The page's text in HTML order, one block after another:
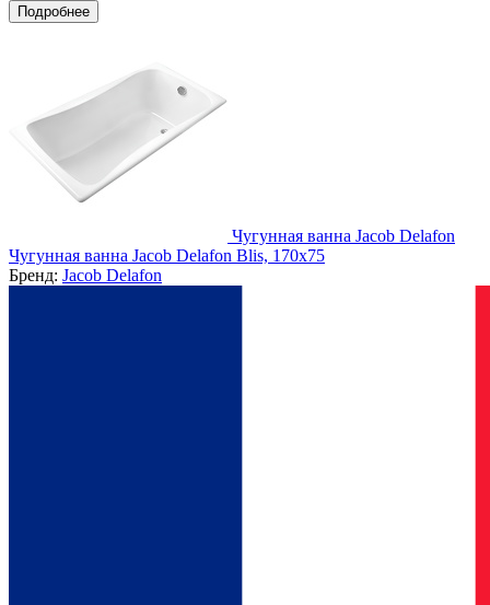
Подробнее
Чугунная ванна Jacob Delafon
Чугунная ванна Jacob Delafon Blis, 170x75
Бренд: Jacob Delafon